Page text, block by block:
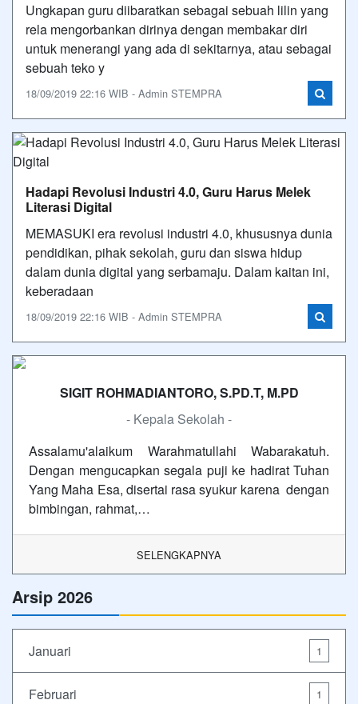
Ungkapan guru diibaratkan sebagai sebuah lilin yang
rela mengorbankan dirinya dengan membakar diri
untuk menerangi yang ada di sekitarnya, atau sebagai
sebuah teko y
18/09/2019 22:16 WIB - Admin STEMPRA
Hadapi Revolusi Industri 4.0, Guru Harus Melek
Literasi Digital
MEMASUKI era revolusi industri 4.0, khususnya dunia
pendidikan, pihak sekolah, guru dan siswa hidup
dalam dunia digital yang serbamaju. Dalam kaitan ini,
keberadaan
18/09/2019 22:16 WIB - Admin STEMPRA
SIGIT ROHMADIANTORO, S.PD.T, M.PD
- Kepala Sekolah -
Assalamu'alaikum Warahmatullahi Wabarakatuh.
Dengan mengucapkan segala puji ke hadirat Tuhan
Yang Maha Esa, disertai rasa syukur karena dengan
bimbingan, rahmat,…
SELENGKAPNYA
Arsip 2026
Januari 1
Februari 1